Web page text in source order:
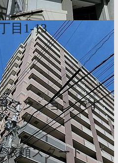
目1-13
マンションです
依頼スタート